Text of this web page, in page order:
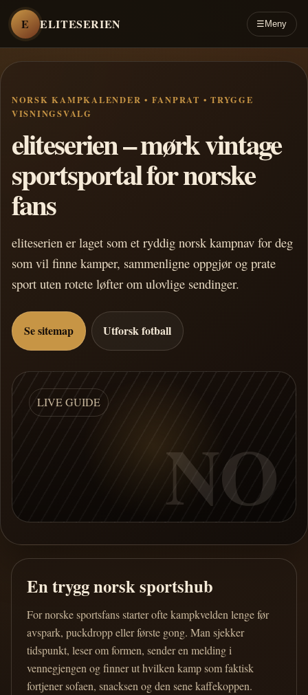
E ELITESERIEN ☰ Meny
NORSK KAMPKALENDER • FANPRAT • TRYGGE
VISNINGSVALG
eliteserien – mørk vintage
sportsportal for norske
fans
eliteserien er laget som et ryddig norsk kampnav for deg
som vil finne kamper, sammenligne oppgjør og prate
sport uten rotete løfter om ulovlige sendinger.
Se sitemap Utforsk fotball
LIVE GUIDE
NO
En trygg norsk sportshub
For norske sportsfans starter ofte kampkvelden lenge før
avspark, puckdropp eller første gong. Man sjekker
tidspunkt, leser om formen, sender en melding i
vennegjengen og finner ut hvilken kamp som faktisk
fortjener sofaen, snacksen og den sene kaffekoppen.